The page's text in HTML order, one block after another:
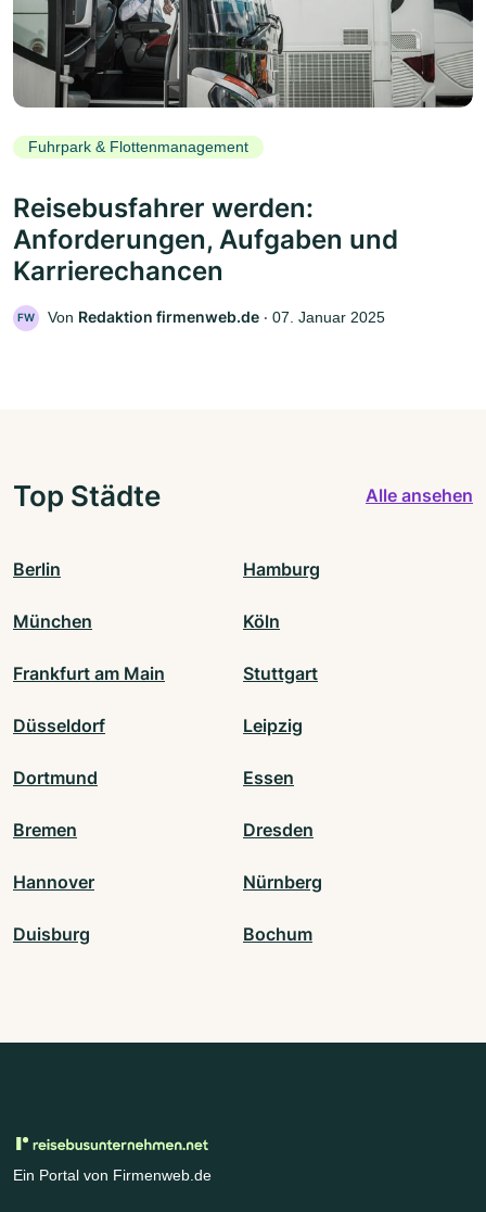
Fuhrpark & Flottenmanagement
Reisebusfahrer werden:
Anforderungen, Aufgaben und
Karrierechancen
FW Von Redaktion firmenweb.de ‧ 07. Januar 2025
Top Städte Alle ansehen
Berlin Hamburg
München Köln
Frankfurt am Main Stuttgart
Düsseldorf Leipzig
Dortmund Essen
Bremen Dresden
Hannover Nürnberg
Duisburg Bochum
Ein Portal von Firmenweb.de